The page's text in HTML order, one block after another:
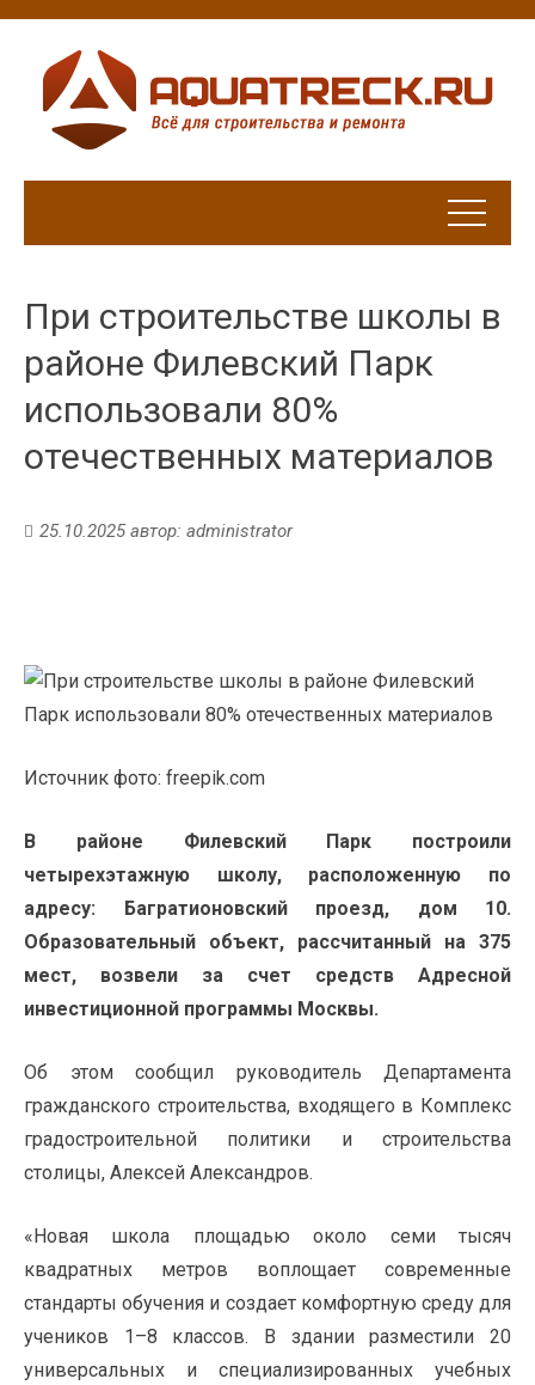
При строительстве школы в
районе Филевский Парк
использовали 80%
отечественных материалов
25.10.2025автор: administrator
Источник фото: freepik.com
В районе Филевский Парк построили
четырехэтажную школу, расположенную по
адресу: Багратионовский проезд, дом 10.
Образовательный объект, рассчитанный на 375
мест, возвели за счет средств Адресной
инвестиционной программы Москвы.
Об этом сообщил руководитель Департамента
гражданского строительства, входящего в Комплекс
градостроительной политики и строительства
столицы, Алексей Александров.
«Новая школа площадью около семи тысяч
квадратных метров воплощает современные
стандарты обучения и создает комфортную среду для
учеников 1–8 классов. В здании разместили 20
универсальных и специализированных учебных